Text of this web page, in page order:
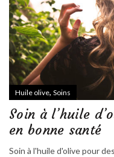
Huile olive, Soins
Soin à l’huile
en bonne santé
Soin à l'huile d'olive pour